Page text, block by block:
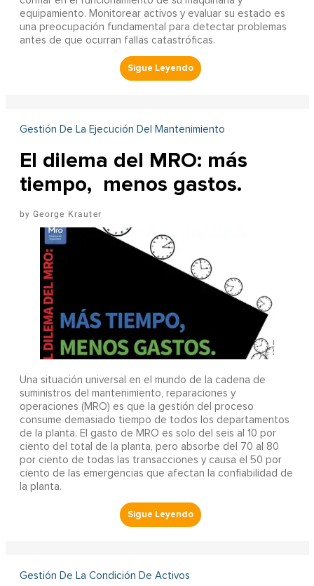
equipamiento. Monitorear activos y evaluar su estado es
una preocupación fundamental para detectar problemas
antes de que ocurran fallas catastróficas.
Gestión De La Ejecución Del Mantenimiento
El dilema del MRO: más
tiempo, menos gastos.
George Krauter
Una situación universal en el mundo de la cadena de
suministros del mantenimiento, reparaciones y
operaciones (MRO) es que la gestión del proceso
consume demasiado tiempo de todos los departamentos
de la planta. El gasto de MRO es solo del seis al 10 por
ciento del total de la planta, pero absorbe del 70 al 80
por ciento de todas las transacciones y causa el 50 por
ciento de las emergencias que afectan la confiabilidad de
la planta.
Gestión De La Condición De Activos